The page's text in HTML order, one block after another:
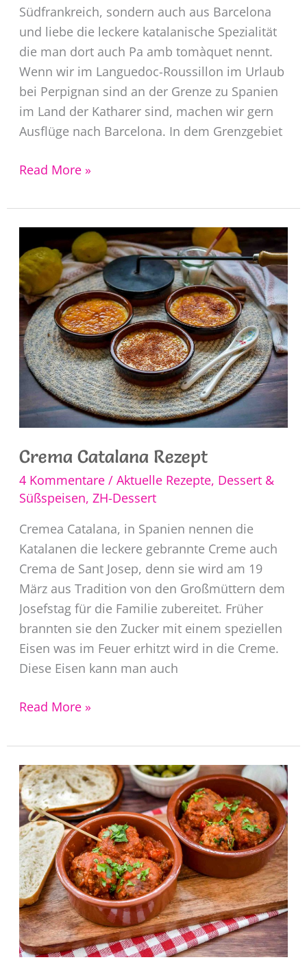
Südfrankreich, sondern auch aus Barcelona
und liebe die leckere katalanische Spezialität
die man dort auch Pa amb tomàquet nennt.
Wenn wir im Languedoc-Roussillon im Urlaub
bei Perpignan sind an der Grenze zu Spanien
im Land der Katharer sind, machen wir gern
Ausflüge nach Barcelona. In dem Grenzgebiet
Pan
Tomate
Read More »
Crema Catalana Rezept
4 Kommentare / Aktuelle Rezepte, Dessert &
Süßspeisen, ZH-Dessert
Cremea Catalana, in Spanien nennen die
Katalanen die leckere gebrannte Creme auch
Crema de Sant Josep, denn sie wird am 19
März aus Tradition von den Großmüttern dem
Josefstag für die Familie zubereitet. Früher
brannten sie den Zucker mit einem speziellen
Eisen was im Feuer erhitzt wird in die Creme.
Diese Eisen kann man auch
Crema
Rezept
Read More »